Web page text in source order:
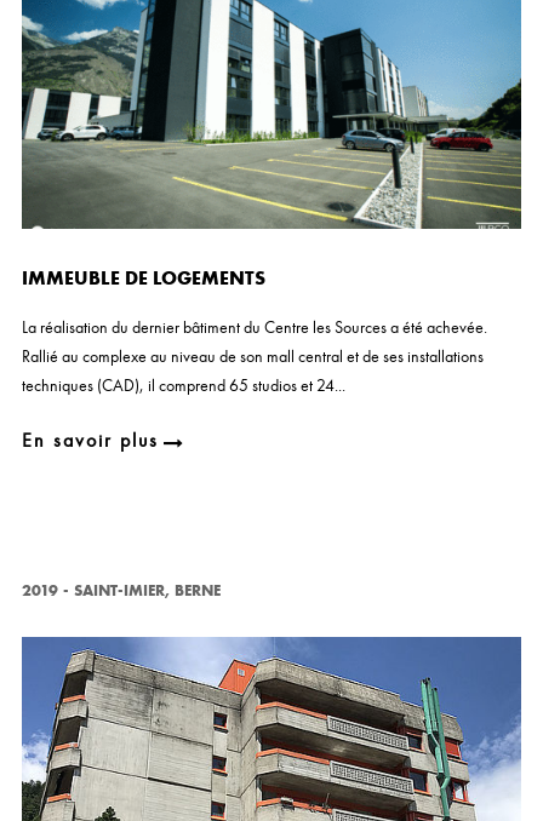
IMMEUBLE DE LOGEMENTS
La réalisation du dernier bâtiment du Centre les Sources a été achevée.
Rallié au complexe au niveau de son mall central et de ses installations
techniques (CAD), il comprend 65 studios et 24...
En savoir plus
2019 - SAINT-IMIER, BERNE